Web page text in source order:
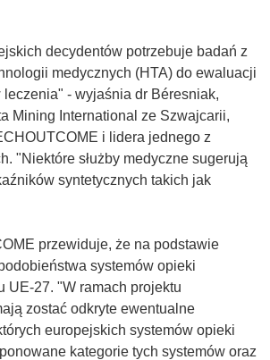
decydentów potrzebuje badań z
medycznych (HTA) do ewaluacji
leczenia" - wyjaśnia dr Béresniak,
Mining International ze Szwajcarii,
i lidera jednego z
"Niektóre służby medyczne sugerują
syntetycznych takich jak
przewiduje, że na podstawie
systemów opieki
UE-27. "W ramach projektu
zostać odkryte ewentualne
europejskich systemów opieki
kategorie tych systemów oraz